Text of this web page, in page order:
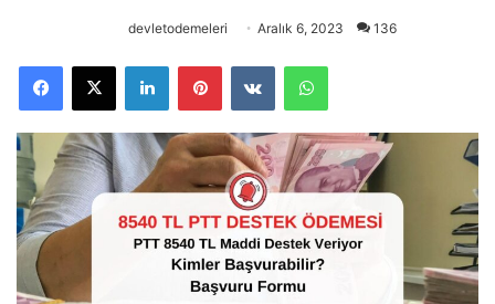
devletodemeleri Aralık 6, 2023 136